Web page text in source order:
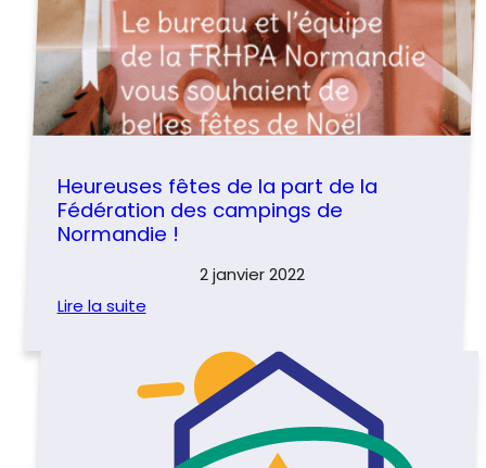
Heureuses fêtes de la part de la
Fédération des campings de
Normandie !
2 janvier 2022
Lire la suite